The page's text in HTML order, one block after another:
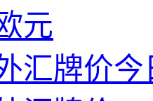
元
汇牌价